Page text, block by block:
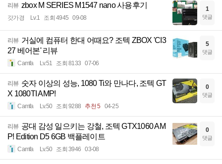
리뷰 zbox M SERIES M1547 nano 사용후기
갓가경 Lv.1 조회 4945 09-08
1
댓글
리뷰 거실에 컴퓨터 한대 어때요? 조텍 ZBOX 'CI3
27 베어본' 리뷰
Camfa Lv.51 조회 8133 07-06
5
댓글
리뷰 숫자 이상의 성능, 1080 Ti와 만나다, 조텍 GT
X 1080TI AMP!
Camfa Lv.50 조회 9288 추천 5 04-25
0
댓글
리뷰 공대 감성 일으키는 강철, 조텍 GTX1060 AM
P! Edition D5 6GB 백플레이트
Camfa Lv.50 조회 3946 03-08
0
댓글